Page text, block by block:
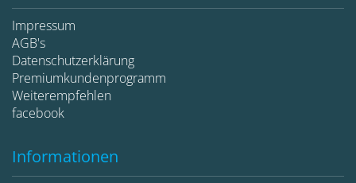
Impressum
AGB's
Datenschutzerklärung
Premiumkundenprogramm
Weiterempfehlen
facebook
Informationen